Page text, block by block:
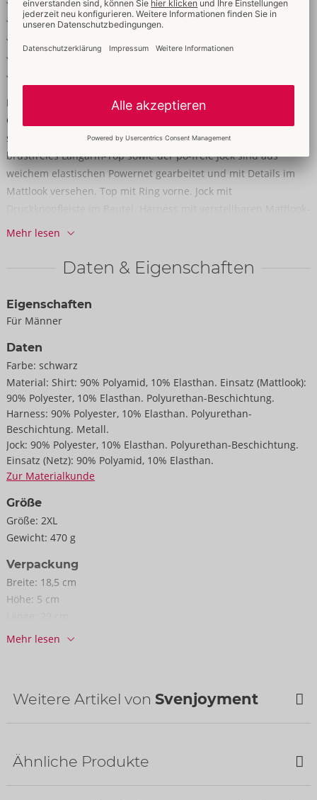
Brust-Harness verstellbar
Fesselmanschetten mit Klettverschlüssen
Fesselnder Look mit vielen Extras!
Crop-Top, Brust-Harness, Jock und 4 Hand-/Armfesseln im
schwarzen Set von Svenjoyment BONDAGE. Bauch- und
brustfreies Langarm-Top sowie der po-freie Jock sind aus
weichem elastischen Powernet gearbeitet und mit Details im
Mattlook versehen. Top mit Ring vorne. Jock mit
Riemen (Druckknöpfe), Ketten und Ringen. Jeweils seitlich am
Fesselmanschetten durchgezogen werden können. Die soften
Fesselmanschetten sind mit ihren Klettverschlüssen schnell
angelegt und angepasst.
90% Polyester, 10% Elasthan, Polyurethan-Beschichtung.
Harness: 90% Polyester, 10% Elasthan, Polyurethan-
Beschichtung, Metall.
Mehr lesen
Daten & Eigenschaften
Eigenschaften
Für Männer
Daten
Farbe: schwarz
Material: Shirt: 90% Polyamid, 10% Elasthan. Einsatz (Mattlook):
90% Polyester, 10% Elasthan. Polyurethan-Beschichtung.
Harness: 90% Polyester, 10% Elasthan. Polyurethan-
Beschichtung. Metall.
Jock: 90% Polyester, 10% Elasthan. Polyurethan-Beschichtung.
Einsatz (Netz): 90% Polyamid, 10% Elasthan.
Zur Materialkunde
Größe
Größe: 2XL
Gewicht: 470 g
Verpackung
Breite: 18,5 cm
Höhe: 5 cm
Informationen
Barcode: 4024144481729 (EAN-13)
Mehr lesen
Weitere Artikel von Svenjoyment
Ähnliche Produkte